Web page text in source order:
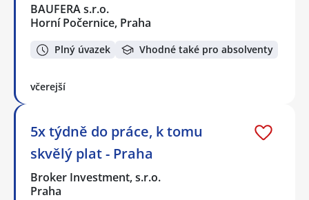
BAUFERA s.r.o.
Horní Počernice, Praha
Plný úvazek Vhodné také pro absolventy
včerejší
5x týdně do práce, k tomu
skvělý plat - Praha
Broker Investment, s.r.o.
Praha